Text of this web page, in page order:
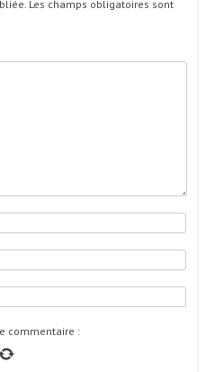
Les champs obligatoires sont
commentaire :